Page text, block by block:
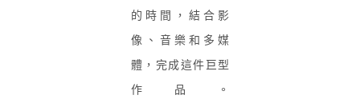
的時間，結合影
像、音樂和多媒
體，完成這件巨型
作品。